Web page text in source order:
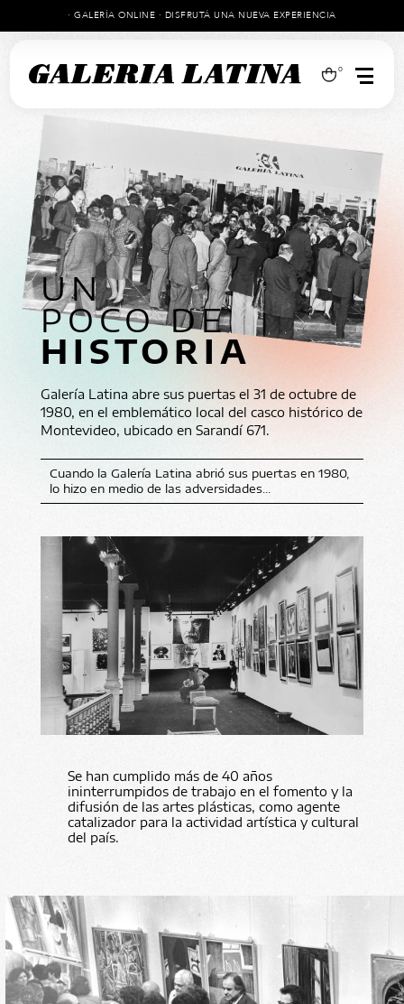
· GALERÍA ONLINE · DISFRUTÁ UNA NUEVA EXPERIENCIA
0
UN
POCO DE
HISTORIA
Galería Latina abre sus puertas el 31 de octubre de
1980, en el emblemático local del casco histórico de
Montevideo, ubicado en Sarandí 671.
Cuando la Galería Latina abrió sus puertas en 1980,
lo hizo en medio de las adversidades...
Se han cumplido más de 40 años
ininterrumpidos de trabajo en el fomento y la
difusión de las artes plásticas, como agente
catalizador para la actividad artística y cultural
del país.